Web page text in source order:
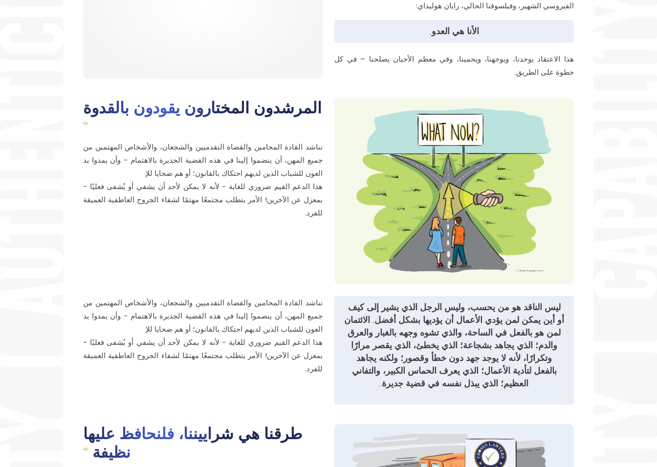
الفيروسي الشهير، وفيلسوفنا الحالي، رايان هوليداي:
الأنا هي العدو.
هذا الاعتقاد يوحدنا، ويوجهنا، ويحمينا، وفي معظم الأحيان يصلحنا – في كل
خطوة على الطريق.
المرشدون المختارون يقودون بالقدوة
نناشد القادة المحامين والقضاة التقدميين والشجعان، والأشخاص المهتمين من
جميع المهن، أن ينضموا إلينا في هذه القضية الجديرة بالاهتمام - وأن يمدوا يد
العون للشباب الذين لديهم احتكاك بالقانون؛ أو هم ضحايا للإ
هذا الدعم القيم ضروري للغاية - لأنه لا يمكن لأحد أن يشفي أو يُشفى فعليًا -
بمعزل عن الآخرين! الأمر يتطلب مجتمعًا مهتمًا لشفاء الجروح العاطفية العميقة
للفرد.
ليس الناقد هو من يحسب، وليس الرجل الذي يشير إلى كيف
أو أين يمكن لمن يؤدي الأعمال أن يؤديها بشكل أفضل. الائتمان
لمن هو بالفعل في الساحة، والذي تشوه وجهه بالغبار والعرق
والدم؛ الذي يجاهد بشجاعة؛ الذي يخطئ، الذي يقصر مرارًا
وتكرارًا، لأنه لا يوجد جهد دون خطأ وقصور؛ ولكنه يجاهد
بالفعل لتأدية الأعمال؛ الذي يعرف الحماس الكبير، والتفاني
العظيم؛ الذي يبذل نفسه في قضية جديرة.
نناشد القادة المحامين والقضاة التقدميين والشجعان، والأشخاص المهتمين من
جميع المهن، أن ينضموا إلينا في هذه القضية الجديرة بالاهتمام - وأن يمدوا يد
العون للشباب الذين لديهم احتكاك بالقانون؛ أو هم ضحايا للإ
هذا الدعم القيم ضروري للغاية - لأنه لا يمكن لأحد أن يشفي أو يُشفى فعليًا -
بمعزل عن الآخرين! الأمر يتطلب مجتمعًا مهتمًا لشفاء الجروح العاطفية العميقة
للفرد.
طرقنا هي شراييننا، فلنحافظ عليها
نظيفة